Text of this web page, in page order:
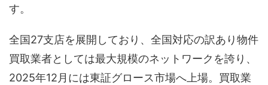
す。
全国27支店を展開しており、全国対応の訳あり物件
買取業者としては最大規模のネットワークを誇り、
2025年12月には東証グロース市場へ上場。買取業